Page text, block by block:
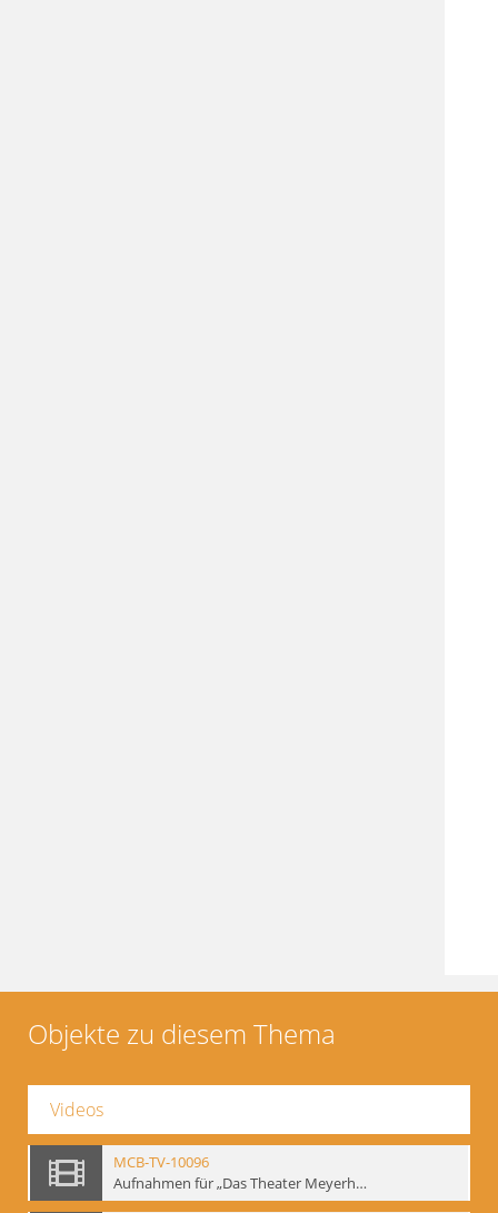
Objekte zu diesem Thema
Videos
MCB-TV-10096
Aufnahmen für „Das Theater Meyerholds und die Biomechanik“ (6). Biomechanische Grundelemente und szenische Umsetzung, Ausschnitt 2 - Interne Signatur: BM-vid-6_A2